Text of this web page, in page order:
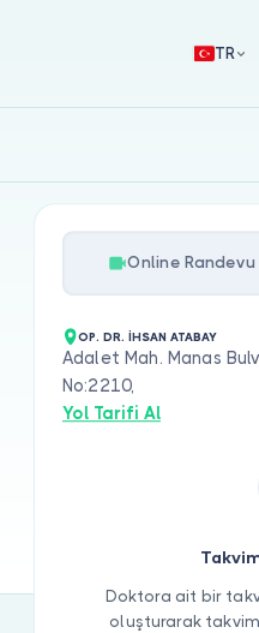
TR
Online Randevu
OP. DR. İHSAN ATABAY
Adalet Mah. Manas
No:2210,
Yol Tarifi Al
Doktora ait bir
oluşturarak